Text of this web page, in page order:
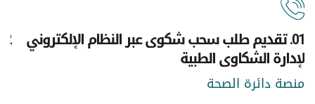
01. تقديم طلب سحب شكوى عبر النظام الإلكتروني
لإدارة الشكاوى الطبية
منصة دائرة الصحة